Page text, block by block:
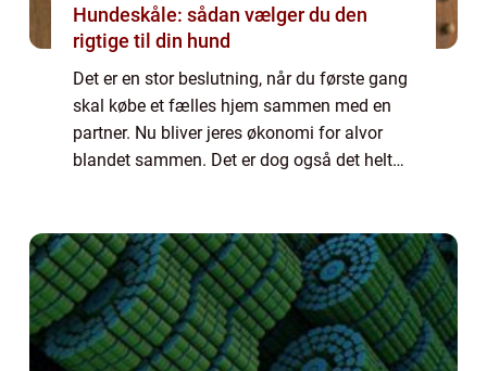
Hundeskåle: sådan vælger du den
rigtige til din hund
Det er en stor beslutning, når du første gang
skal købe et fælles hjem sammen med en
partner. Nu bliver jeres økonomi for alvor
blandet sammen. Det er dog også det helt